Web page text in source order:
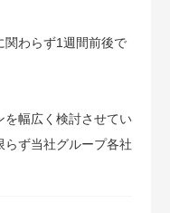
関わらず1週間前後で
を幅広く検討させてい
らず当社グループ各社